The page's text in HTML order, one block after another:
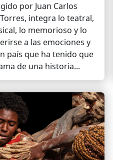
por Juan Carlos
integra lo teatral,
lo memorioso y lo
a las emociones y
país que ha tenido que
de una historia...